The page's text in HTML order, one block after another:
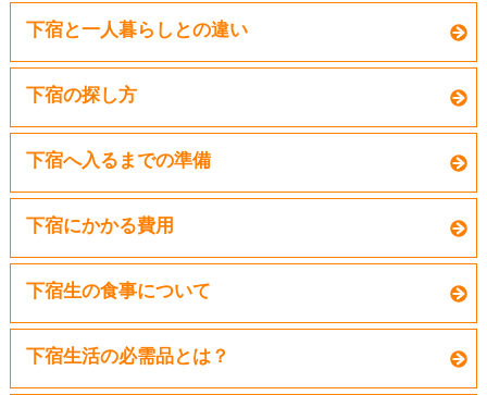
下宿と一人暮らしとの違い
下宿の探し方
下宿へ入るまでの準備
下宿にかかる費用
下宿生の食事について
下宿生活の必需品とは？